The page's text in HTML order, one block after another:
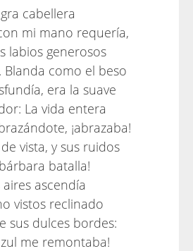
cabellera
mi mano requería,
labios generosos
como el beso
era la suave
La vida entera
¡abrazaba!
vista, y sus ruidos
batalla!
ascendía
vistos reclinado
sus dulces bordes:
me remontaba!